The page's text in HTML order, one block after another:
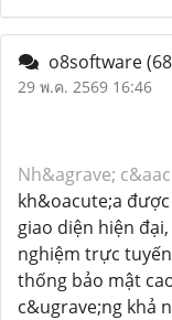
o8software
29 พ.ค. 2569 16:46
Nh&agrave;
kh&oacute;a
giao diện hiện
nghiệm trực
thống bảo mật
c&ugrave;ng khả